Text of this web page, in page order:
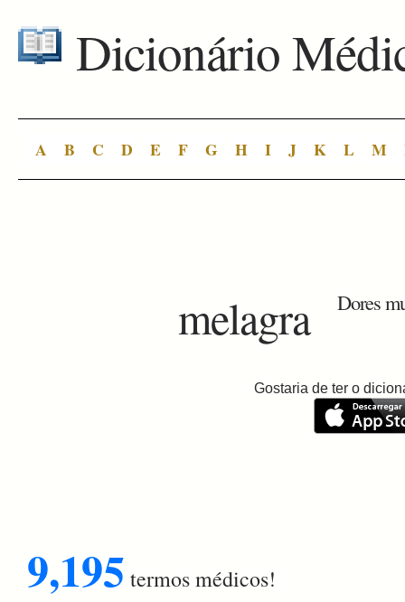
Dicionário
A B C D E F G H I J K L M
melagra Dores
Gostaria de ter o
9,195 termos médicos!